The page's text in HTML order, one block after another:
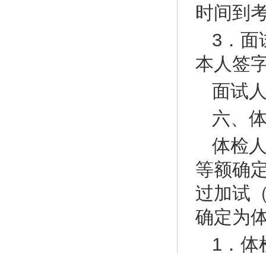
时间到
3．面
本人签
面试
六、
体检
等额确
过加试
确定为
1．体